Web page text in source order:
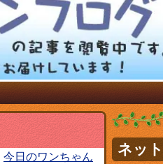
今日のワンちゃん
ネッ